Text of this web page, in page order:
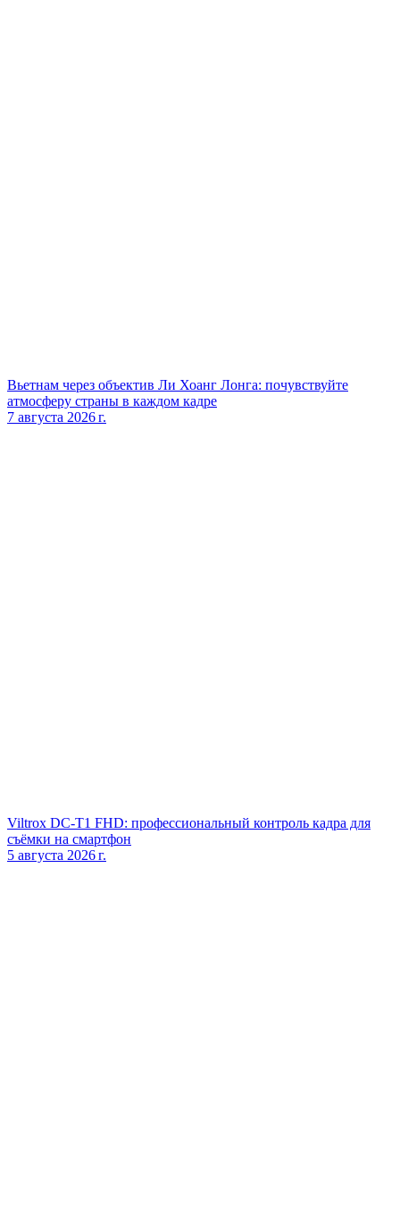
Вьетнам через объектив Ли Хоанг Лонга: почувствуйте
атмосферу страны в каждом кадре
7 августа 2026 г.
Viltrox DC‑T1 FHD: профессиональный контроль кадра для
съёмки на смартфон
5 августа 2026 г.